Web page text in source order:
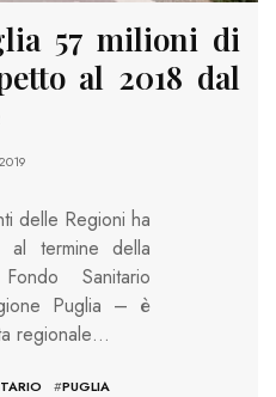
57 milioni di
al 2018 dal
delle Regioni ha
al termine della
Sanitario
Puglia – è
regionale…
#PUGLIA